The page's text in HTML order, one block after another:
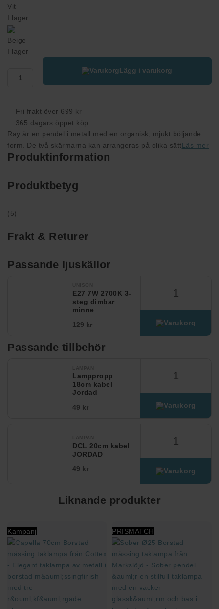
Vit
I lager
Beige
I lager
Lägg i varukorg
Fri frakt över 699 kr
365 dagars öppet köp
Ray är en pendel i metall med en organisk, mjukt böljande
form. De två skärmarna kan arrangeras på olika sättLäs mer
Produktinformation
Produktbetyg
(5)
Frakt & Returer
Passande ljuskällor
E27 7W 2700K 3-
steg dimbar
minne
129 kr
Passande tillbehör
Lamppropp
18cm kabel
Jordad
49 kr
DCL 20cm kabel
JORDAD
49 kr
Liknande produkter
Kampanj PRISMATCH